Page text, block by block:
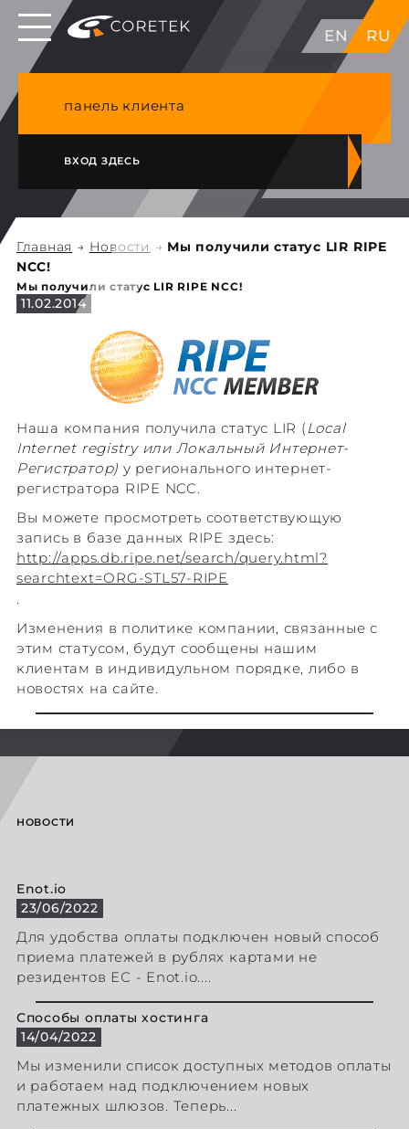
EN RU
Выделенные серверы в ЕС, Японии, ГК, США
NVME VPS & cPanel премиум хостинг в
панель клиента
ВХОД ЗДЕСЬ
Главная → Новости → Мы получили статус LIR RIPE
NCC!
Мы получили статус LIR RIPE NCC!
11.02.2014
Наша компания получила статус LIR ( Local
Internet registry или Локальный Интернет-
Регистратор) у регионального интернет-
регистратора RIPE NCC.
Вы можете просмотреть соответствующую
запись в базе данных RIPE здесь:
http://apps.db.ripe.net/search/query.html?
searchtext=ORG-STL57-RIPE
.
Изменения в политике компании, связанные с
этим статусом, будут сообщены нашим
клиентам в индивидульном порядке, либо в
новостях на сайте.
НОВОСТИ
Enot.io
23/06/2022
Для удобства оплаты подключен новый способ
приема платежей в рублях картами не
резидентов ЕС - Enot.io....
Способы оплаты хостинга
14/04/2022
Мы изменили список доступных методов оплаты
и работаем над подключением новых
платежных шлюзов. Теперь...